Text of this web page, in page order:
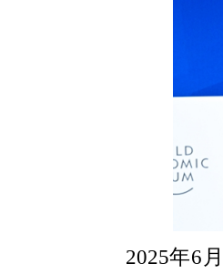
2025年6